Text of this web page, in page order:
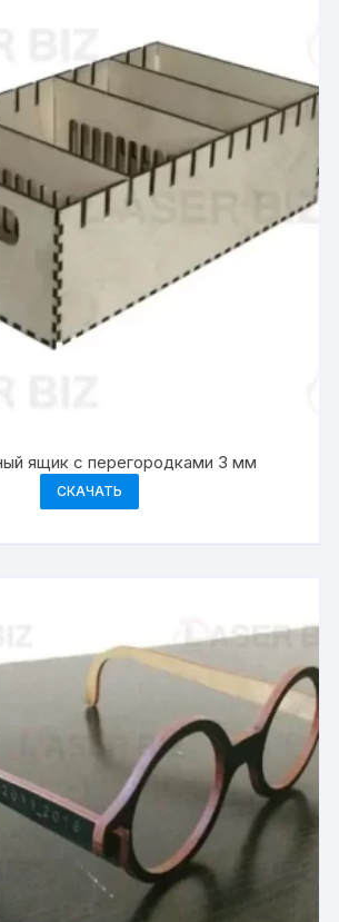
ящик с перегородками 3 мм
СКАЧАТЬ